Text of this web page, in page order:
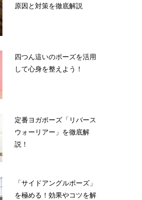
原因と対策を徹底解説
四つん這いのポーズを活用
して心身を整えよう！
定番ヨガポーズ「リバース
ウォーリアー」を徹底解
説！
「サイドアングルポーズ」
を極める！効果やコツを解